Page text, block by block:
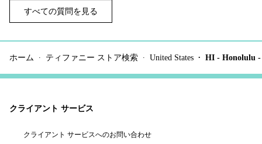
すべての質問を見る
ホーム ティファニー ストア検索 United States HI - Honolulu -
クライアント サービス
クライアント サービスへのお問い合わせ